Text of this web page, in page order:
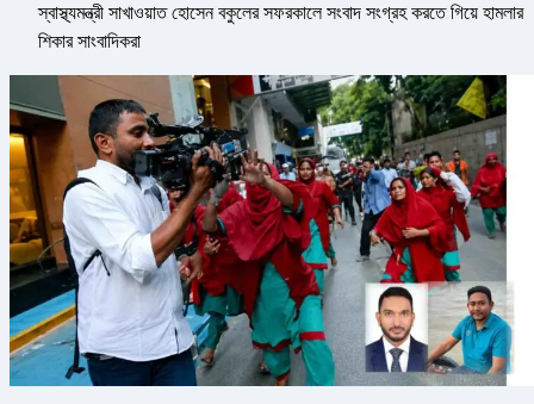
স্বাস্থ্যমন্ত্রী সাখাওয়াত হোসেন বকুলের সফরকালে সংবাদ সংগ্রহ করতে গিয়ে হামলার
শিকার সাংবাদিকরা